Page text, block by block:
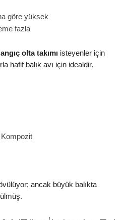
göre yüksek
fazla
olta takımı isteyenler için
hafif balık avı için idealdir.
ancak büyük balıkta